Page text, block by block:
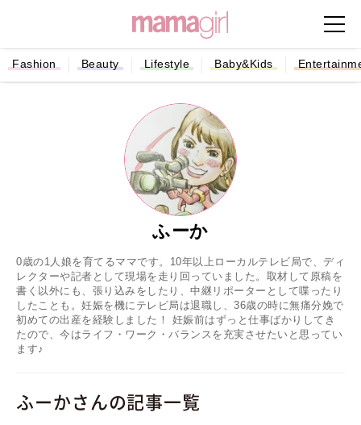
Fashion Beauty Lifestyle Baby&Kids
ふーか
0歳の1人娘を育てるママです。10年以上ローカルテレビ局で、ディ
レクターや記者として現場を走り回っていました。取材して原稿を
書く以外にも、張り込みをしたり、中継リポーターとして喋ったり
したことも。妊娠を機にテレビ局は退職し、36歳の時に無痛分娩で
初めての出産を経験しました！ 妊娠前はずっと仕事ばかりしてき
たので、今はライフ・ワーク・バランスを充実させたいと思ってい
ます♪
ふーかさんの記事一覧